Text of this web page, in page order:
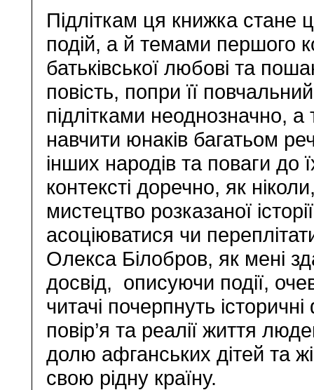
Підліткам ця книжка стане
подій, а й темами першого
батьківської любові та
повість, попри її
підлітками неоднозначно,
навчити юнаків багатьом
інших народів та поваги до
контексті доречно, як
мистецтво розказаної
асоціюватися чи
Олекса Білобров, як мені
досвід, описуючи події,
читачі почерпнуть
повір’я та реалії життя
долю афганських дітей та
свою рідну країну.